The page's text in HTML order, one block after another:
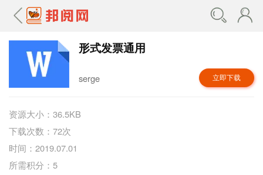
形式发票通用
serge 立即下载
资源大小：36.5KB
下载次数：72次
时间：2019.07.01
所需积分：5